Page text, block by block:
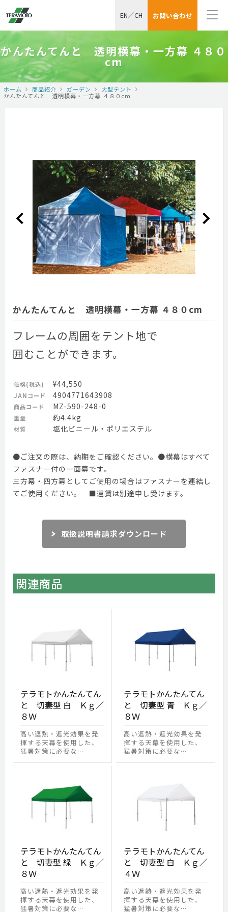
お問い合わせ
EN／CH
かんたんてんと 透明横幕・一方幕 ４８０
cm
ホーム 商品紹介 ガーデン
大型テント
かんたんてんと 透明横幕・一方幕 ４８０cm
かんたんてんと 透明横幕・一方幕 ４８０cm
フレームの周囲をテント地で
囲むことができます。
価格(税込) ¥44,550
JANコード 4904771643908
商品コード MZ-590-248-0
重量 約4.4kg
材質 塩化ビニール・ポリエステル
●ご注文の際は、納期をご確認ください。●横幕はすべて
ファスナー付の一面幕です。
三方幕・四方幕としてご使用の場合はファスナーを連結し
てご使用ください。 ■運賃は別途申し受けます。
取扱説明書請求ダウンロード
関連商品
テラモトかんたんてん
と 切妻型 白 Ｋｇ／
８Ｗ
高い遮熱・遮光効果を発
揮する天幕を使用した、
猛暑対策に必要な…
テラモトかんたんてん
と 切妻型 青 Ｋｇ／
８Ｗ
高い遮熱・遮光効果を発
揮する天幕を使用した、
猛暑対策に必要な…
テラモトかんたんてん
と 切妻型 緑 Ｋｇ／
８Ｗ
高い遮熱・遮光効果を発
揮する天幕を使用した、
猛暑対策に必要な…
テラモトかんたんてん
と 切妻型 白 Ｋｇ／
４Ｗ
高い遮熱・遮光効果を発
揮する天幕を使用した、
猛暑対策に必要な…